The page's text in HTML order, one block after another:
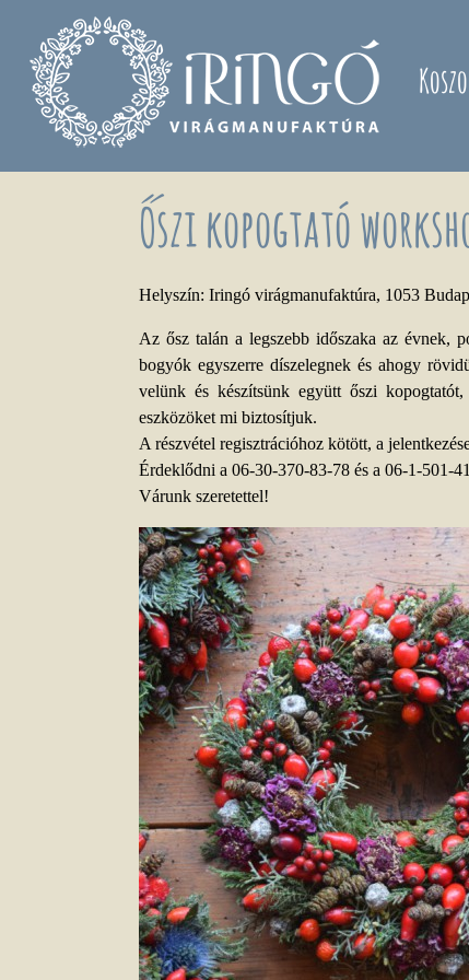
Őszi kopogtató
Helyszín: Iringó virágmanufaktúra, 1053
Az ősz talán a legszebb időszaka az évnek,
bogyók egyszerre díszelegnek és ahogy
velünk és készítsünk együtt őszi kopogtatót,
eszközöket mi biztosítjuk.
A részvétel regisztrációhoz kötött, a
Érdeklődni a 06-30-370-83-78 és a 06-1-501-
Várunk szeretettel!